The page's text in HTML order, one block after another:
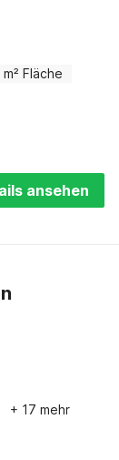
m² Fläche
ansehen
+ 17 mehr